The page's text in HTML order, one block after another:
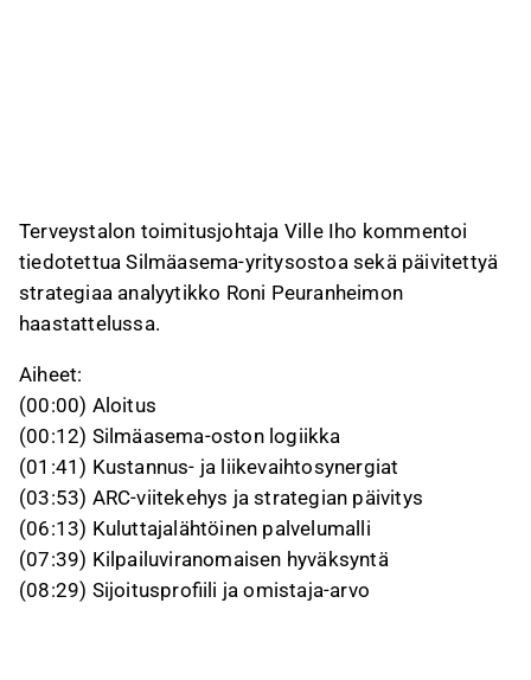
Terveystalon toimitusjohtaja Ville Iho kommentoi
tiedotettua Silmäasema-yritysostoa sekä päivitettyä
strategiaa analyytikko Roni Peuranheimon
haastattelussa.
Aiheet:
(00:00) Aloitus
(00:12) Silmäasema-oston logiikka
(01:41) Kustannus- ja liikevaihtosynergiat
(03:53) ARC-viitekehys ja strategian päivitys
(06:13) Kuluttajalähtöinen palvelumalli
(07:39) Kilpailuviranomaisen hyväksyntä
(08:29) Sijoitusprofiili ja omistaja-arvo